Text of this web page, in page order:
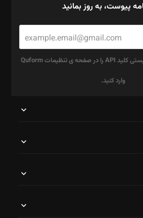
پیوست، به روز بمانید
برای استفاده از ریکپچا بایستی کلید API را در صفحه ی تنظیمات Quform
وارد کنید.